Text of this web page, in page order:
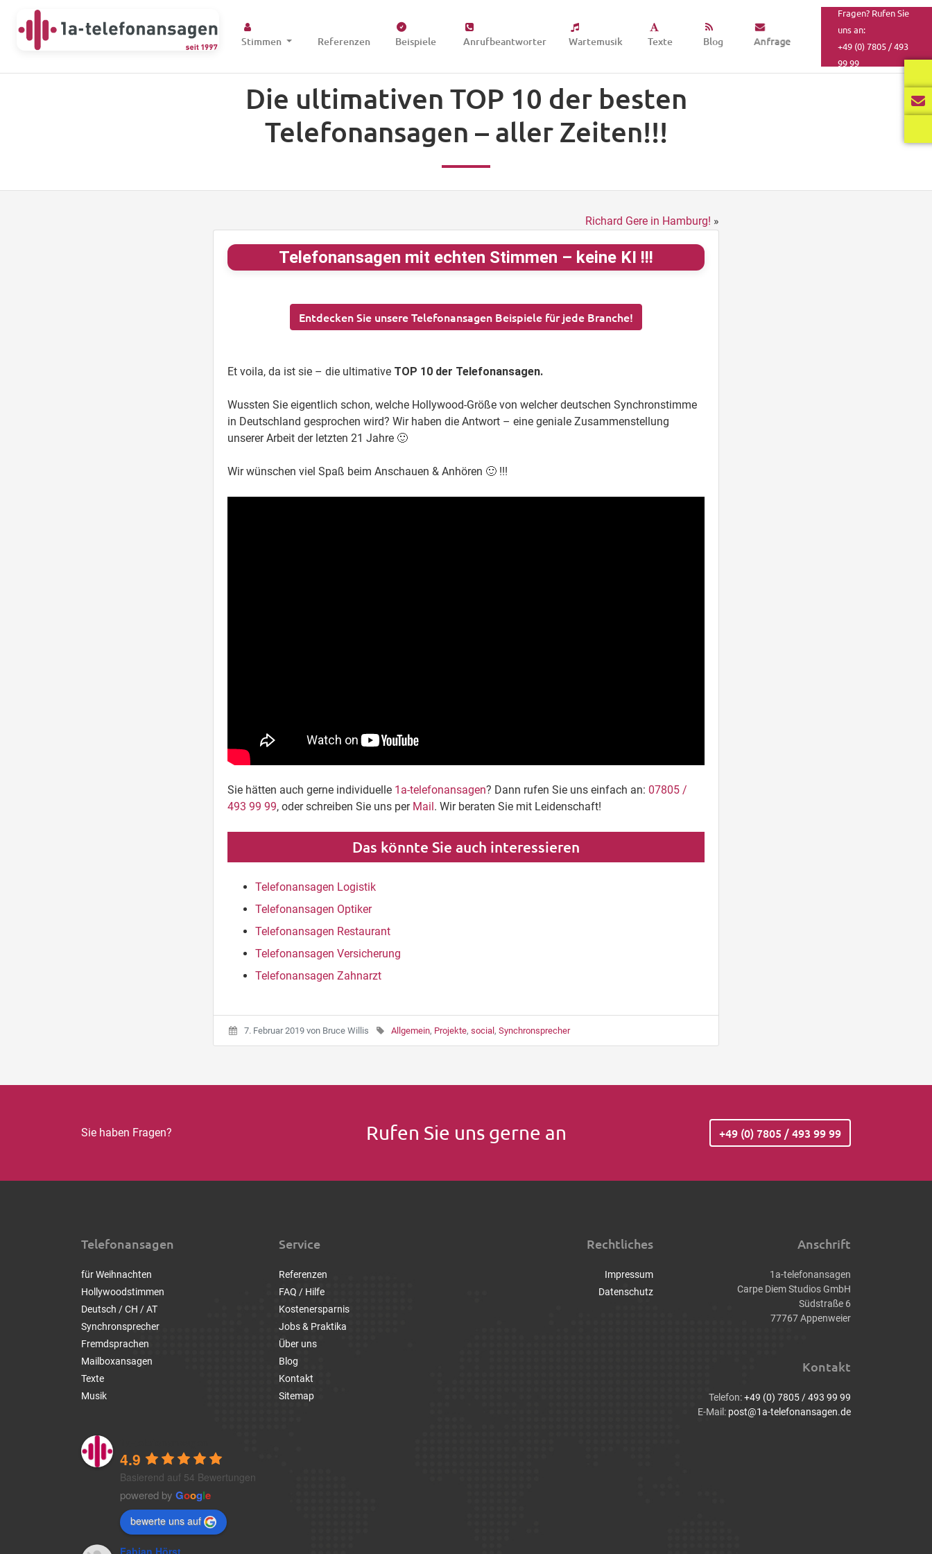
Stimmen Referenzen Beispiele Anrufbeantworter Wartemusik Texte Blog Anfrage
Fragen? Rufen Sie
uns an:
+49 (0) 7805 / 493
99 99
Die ultimativen TOP 10 der besten
Telefonansagen – aller Zeiten!!!
Richard Gere in Hamburg! »
Telefonansagen mit echten Stimmen – keine KI !!!
Entdecken Sie unsere Telefonansagen Beispiele für jede Branche!
Et voila, da ist sie – die ultimative TOP 10 der Telefonansagen.
Wussten Sie eigentlich schon, welche Hollywood-Größe von welcher deutschen Synchronstimme
in Deutschland gesprochen wird? Wir haben die Antwort – eine geniale Zusammenstellung
unserer Arbeit der letzten 21 Jahre 🙂
Wir wünschen viel Spaß beim Anschauen & Anhören 🙂 !!!
Sie hätten auch gerne individuelle 1a-telefonansagen? Dann rufen Sie uns einfach an: 07805 /
493 99 99, oder schreiben Sie uns per Mail. Wir beraten Sie mit Leidenschaft!
Das könnte Sie auch interessieren
Telefonansagen Logistik
Telefonansagen Optiker
Telefonansagen Restaurant
Telefonansagen Versicherung
Telefonansagen Zahnarzt
7. Februar 2019 von Bruce Willis Allgemein, Projekte, social , Synchronsprecher
Sie haben Fragen? Rufen Sie uns gerne an +49 (0) 7805 / 493 99 99
Telefonansagen
für Weihnachten
Hollywoodstimmen
Deutsch / CH / AT
Synchronsprecher
Fremdsprachen
Mailboxansagen
Texte
Musik
4.9
Basierend auf 54 Bewertungen
powered by Google
bewerte uns auf
Fabian Hörst
Service
Referenzen
FAQ / Hilfe
Kostenersparnis
Jobs & Praktika
Über uns
Blog
Kontakt
Sitemap
Rechtliches
Impressum
Datenschutz
Anschrift
1a-telefonansagen
Carpe Diem Studios GmbH
Südstraße 6
77767 Appenweier
Kontakt
Telefon:+49 (0) 7805 / 493 99 99
E-Mail: post@1a-telefonansagen.de